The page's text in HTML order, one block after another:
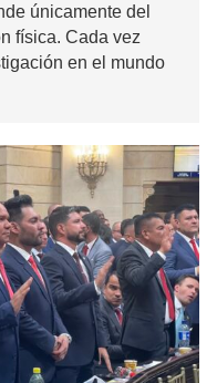
únicamente del
física. Cada vez
en el mundo